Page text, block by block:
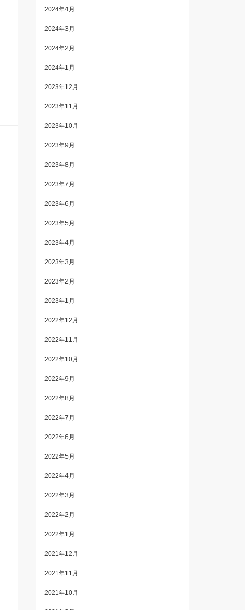
2024年4月
2024年3月
2024年2月
2024年1月
2023年12月
2023年11月
2023年10月
2023年9月
2023年8月
2023年7月
2023年6月
2023年5月
2023年4月
2023年3月
2023年2月
2023年1月
2022年12月
2022年11月
2022年10月
2022年9月
2022年8月
2022年7月
2022年6月
2022年5月
2022年4月
2022年3月
2022年2月
2022年1月
2021年12月
2021年11月
2021年10月